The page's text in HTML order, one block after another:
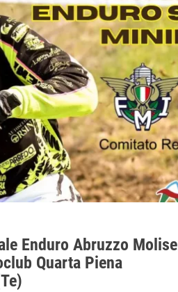
Enduro Abruzzo Molise
Quarta Piena